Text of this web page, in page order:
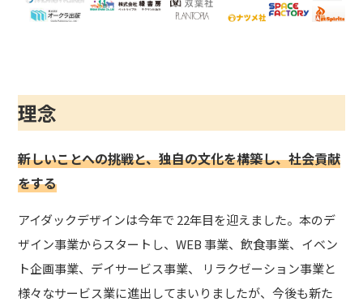
理念
新しいことへの挑戦と、独自の文化を構築し、社会貢献
をする
アイダックデザインは今年で 22年目を迎えました。本のデ
ザイン事業からスタートし、WEB 事業、飲食事業、イベン
ト企画事業、デイサービス事業、 リラクゼーション事業と
様々なサービス業に進出してまいりましたが、今後も新た